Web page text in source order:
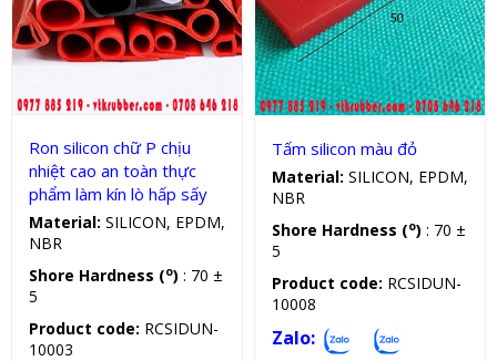
Gioăng silicon
Ron silicon chữ P chịu
nhiệt cao an toàn thực
phẩm làm kín lò hấp sấy
Material: SILICON, EPDM,
NBR
Shore Hardness (o) : 70 ±
5
Product code: RCSIDUN-
10003
Tấm silicon
Tấm silicon màu đỏ
Material: SILICON, EPDM,
NBR
Shore Hardness (o) : 70 ±
5
Product code: RCSIDUN-
10008
Zalo: